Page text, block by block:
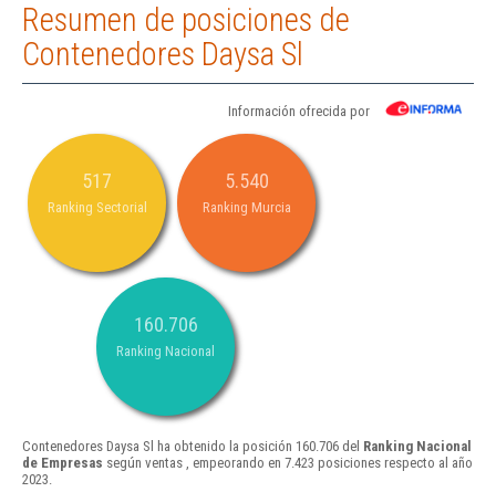
Resumen de posiciones de
Contenedores Daysa Sl
Información ofrecida por
517
Ranking Sectorial
5.540
Ranking Murcia
160.706
Ranking Nacional
Contenedores Daysa Sl ha obtenido la posición 160.706 del Ranking Nacional
de Empresas según ventas , empeorando en 7.423 posiciones respecto al año
2023.